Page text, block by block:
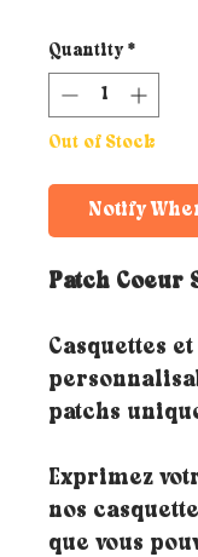
Quantity *
Out of Stock
Notify
Patch Coeur
Casquettes
patchs
Exprimez
nos
que vous